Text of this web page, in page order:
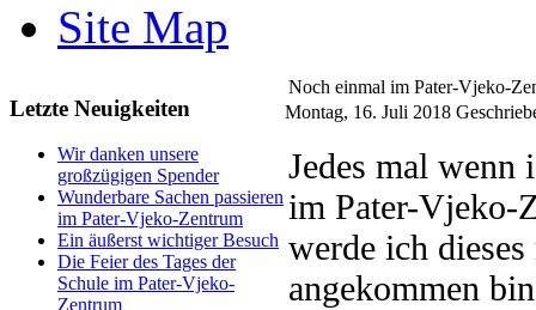
Site Map
Letzte Neuigkeiten
Wir danken unsere
großzügigen Spender
Wunderbare Sachen passieren
im Pater-Vjeko-Zentrum
Ein äußerst wichtiger Besuch
Die Feier des Tages der
Schule im Pater-Vjeko-
Zentrum
Noch einmal im Pater-Vjeko-
Montag, 16. Juli 2018
Jedes mal wenn
im Pater-Vjeko-
werde ich
angekommen